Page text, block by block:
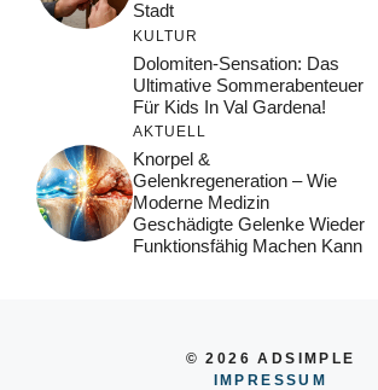
Stadt
KULTUR
Dolomiten-Sensation: Das
Ultimative Sommerabenteuer
Für Kids In Val Gardena!
AKTUELL
Knorpel &
Gelenkregeneration – Wie
Moderne Medizin
Geschädigte Gelenke Wieder
Funktionsfähig Machen Kann
© 2026 ADSIMPLE
IMPRESSUM